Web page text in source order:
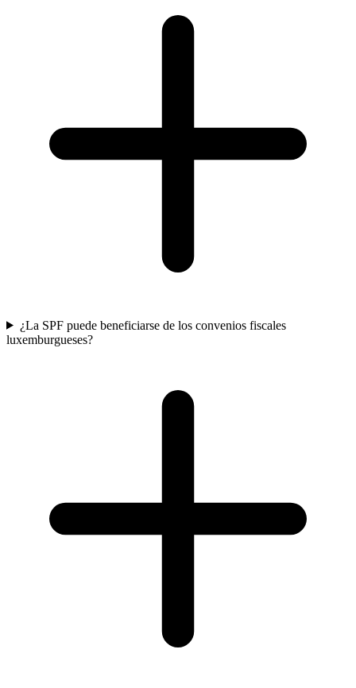
¿La SPF puede beneficiarse de los convenios fiscales
luxemburgueses?